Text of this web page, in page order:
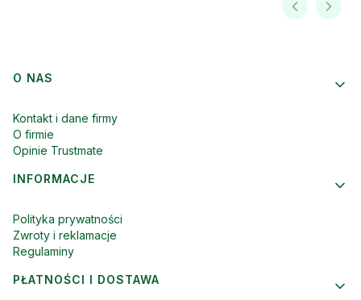
Linki w stopce
O NAS
Kontakt i dane firmy
O firmie
Opinie Trustmate
INFORMACJE
Polityka prywatności
Zwroty i reklamacje
Regulaminy
PŁATNOŚCI I DOSTAWA